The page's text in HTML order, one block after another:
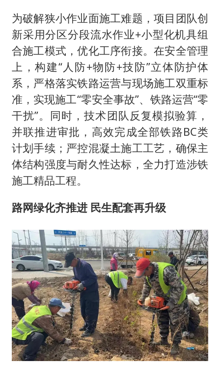
为破解狭小作业面施工难题，项目团队创
新采用分区分段流水作业+小型化机具组
合施工模式，优化工序衔接。在安全管理
上，构建“人防+物防+技防”立体防护体
系，严格落实铁路运营与现场施工双重标
准，实现施工“零安全事故”、铁路运营“零
干扰”。同时，技术团队反复模拟验算，
并联推进审批，高效完成全部铁路BC类
计划手续；严控混凝土施工工艺，确保主
体结构强度与耐久性达标，全力打造涉铁
施工精品工程。
路网绿化齐推进 民生配套再升级